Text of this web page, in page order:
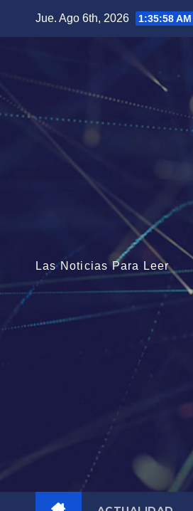
Jue. Ago 6th, 2026 1:35:59 AM
Las Noticias Para Leer